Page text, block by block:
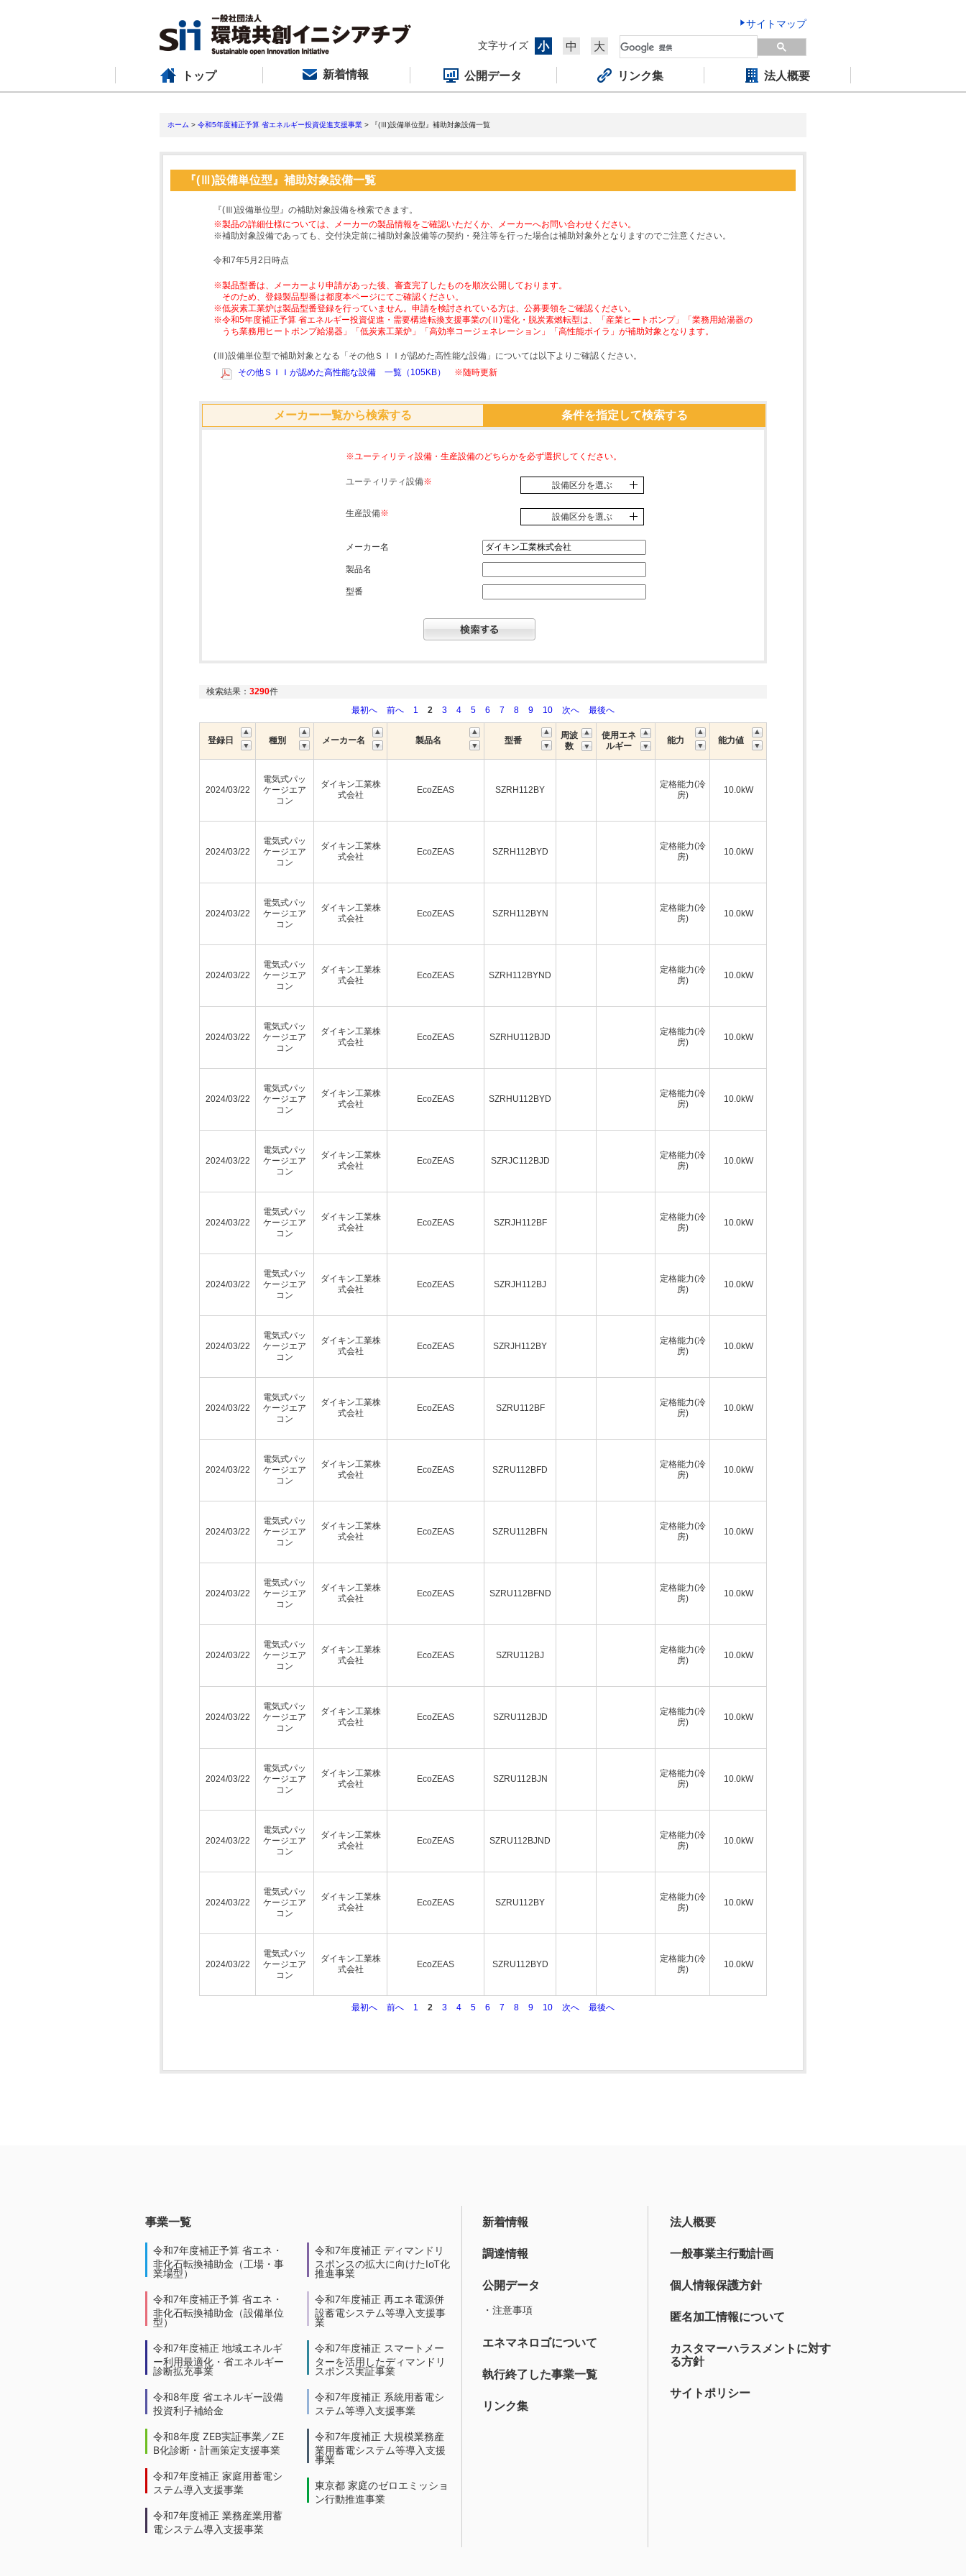
サイトマップ
文字サイズ
小 中 大
トップ 新着情報 公開データ リンク集 法人概要
ホーム > 令和5年度補正予算 省エネルギー投資促進支援事業 > 『(Ⅲ)設備単位型』補助対象設備一覧
『(Ⅲ)設備単位型』補助対象設備一覧
『(Ⅲ)設備単位型』の補助対象設備を検索できます。
※製品の詳細仕様については、メーカーの製品情報をご確認いただくか、メーカーへお問い合わせください。
※補助対象設備であっても、交付決定前に補助対象設備等の契約・発注等を行った場合は補助対象外となりますのでご注意ください。
令和7年5月2日時点
※製品型番は、メーカーより申請があった後、審査完了したものを順次公開しております。
そのため、登録製品型番は都度本ページにてご確認ください。
※低炭素工業炉は製品型番登録を行っていません。申請を検討されている方は、公募要領をご確認ください。
※令和5年度補正予算 省エネルギー投資促進・需要構造転換支援事業の(Ⅱ)電化・脱炭素燃転型は、「産業ヒートポンプ」「業務用給湯器の
うち業務用ヒートポンプ給湯器」「低炭素工業炉」「高効率コージェネレーション」「高性能ボイラ」が補助対象となります。
(Ⅲ)設備単位型で補助対象となる「その他ＳＩＩが認めた高性能な設備」については以下よりご確認ください。
その他ＳＩＩが認めた高性能な設備 一覧（105KB）
※随時更新
メーカー一覧から検索する 条件を指定して検索する
※ユーティリティ設備・生産設備のどちらかを必ず選択してください。
ユーティリティ設備※ 設備区分を選ぶ
生産設備※ 設備区分を選ぶ
メーカー名
製品名
型番
検索結果： 3290件
最初へ
前へ 1 2 3 4 5 6 7 8 9 10 次へ 最後へ
登録日 種別 メーカー名 製品名 型番
周波
数
使用エネ
ルギー
能力 能力値
2024/03/22
電気式パッ
ケージエア
コン
ダイキン工業株
式会社
EcoZEAS SZRH112BY
定格能力(冷
房)
10.0kW
2024/03/22
電気式パッ
ケージエア
コン
ダイキン工業株
式会社
EcoZEAS SZRH112BYD
定格能力(冷
房)
10.0kW
2024/03/22
電気式パッ
ケージエア
コン
ダイキン工業株
式会社
EcoZEAS SZRH112BYN
定格能力(冷
房)
10.0kW
2024/03/22
電気式パッ
ケージエア
コン
ダイキン工業株
式会社
EcoZEAS SZRH112BYND
定格能力(冷
房)
10.0kW
2024/03/22
電気式パッ
ケージエア
コン
ダイキン工業株
式会社
EcoZEAS SZRHU112BJD
定格能力(冷
房)
10.0kW
2024/03/22
電気式パッ
ケージエア
コン
ダイキン工業株
式会社
EcoZEAS SZRHU112BYD
定格能力(冷
房)
10.0kW
2024/03/22
電気式パッ
ケージエア
コン
ダイキン工業株
式会社
EcoZEAS SZRJC112BJD
定格能力(冷
房)
10.0kW
2024/03/22
電気式パッ
ケージエア
コン
ダイキン工業株
式会社
EcoZEAS SZRJH112BF
定格能力(冷
房)
10.0kW
2024/03/22
電気式パッ
ケージエア
コン
ダイキン工業株
式会社
EcoZEAS SZRJH112BJ
定格能力(冷
房)
10.0kW
2024/03/22
電気式パッ
ケージエア
コン
ダイキン工業株
式会社
EcoZEAS SZRJH112BY
定格能力(冷
房)
10.0kW
2024/03/22
電気式パッ
ケージエア
コン
ダイキン工業株
式会社
EcoZEAS SZRU112BF
定格能力(冷
房)
10.0kW
2024/03/22
電気式パッ
ケージエア
コン
ダイキン工業株
式会社
EcoZEAS SZRU112BFD
定格能力(冷
房)
10.0kW
2024/03/22
電気式パッ
ケージエア
コン
ダイキン工業株
式会社
EcoZEAS SZRU112BFN
定格能力(冷
房)
10.0kW
2024/03/22
電気式パッ
ケージエア
コン
ダイキン工業株
式会社
EcoZEAS SZRU112BFND
定格能力(冷
房)
10.0kW
2024/03/22
電気式パッ
ケージエア
コン
ダイキン工業株
式会社
EcoZEAS SZRU112BJ
定格能力(冷
房)
10.0kW
2024/03/22
電気式パッ
ケージエア
コン
ダイキン工業株
式会社
EcoZEAS SZRU112BJD
定格能力(冷
房)
10.0kW
2024/03/22
電気式パッ
ケージエア
コン
ダイキン工業株
式会社
EcoZEAS SZRU112BJN
定格能力(冷
房)
10.0kW
2024/03/22
電気式パッ
ケージエア
コン
ダイキン工業株
式会社
EcoZEAS SZRU112BJND
定格能力(冷
房)
10.0kW
2024/03/22
電気式パッ
ケージエア
コン
ダイキン工業株
式会社
EcoZEAS SZRU112BY
定格能力(冷
房)
10.0kW
2024/03/22
電気式パッ
ケージエア
コン
ダイキン工業株
式会社
EcoZEAS SZRU112BYD
定格能力(冷
房)
10.0kW
最初へ 前へ 1 2 3 4 5 6 7 8 9 10 次へ 最後へ
事業一覧
令和7年度補正予算 省エネ・
非化石転換補助金（工場・事
業場型）
令和7年度補正予算 省エネ・
非化石転換補助金（設備単位
型）
令和7年度補正 地域エネルギ
ー利用最適化・省エネルギー
診断拡充事業
令和8年度 省エネルギー設備
投資利子補給金
令和8年度 ZEB実証事業／ZE
B化診断・計画策定支援事業
令和7年度補正 家庭用蓄電シ
ステム導入支援事業
令和7年度補正 業務産業用蓄
電システム導入支援事業
令和7年度補正 ディマンドリ
スポンスの拡大に向けたIoT化
推進事業
令和7年度補正 再エネ電源併
設蓄電システム等導入支援事
業
令和7年度補正 スマートメー
ターを活用したディマンドリ
スポンス実証事業
令和7年度補正 系統用蓄電シ
ステム等導入支援事業
令和7年度補正 大規模業務産
業用蓄電システム等導入支援
事業
東京都 家庭のゼロエミッショ
ン行動推進事業
新着情報
調達情報
公開データ
・注意事項
エネマネロゴについて
執行終了した事業一覧
リンク集
法人概要
一般事業主行動計画
個人情報保護方針
匿名加工情報について
カスタマーハラスメントに対す
る方針
サイトポリシー